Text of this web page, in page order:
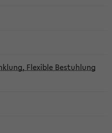
Flexible Bestuhlung